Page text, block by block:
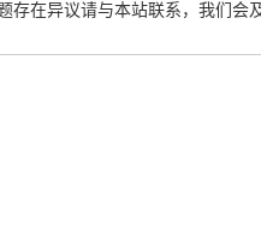
存在异议请与本站联系，我们会